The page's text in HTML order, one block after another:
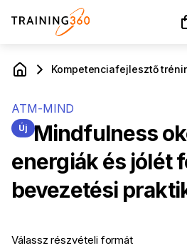
A
Kompetencia­fejlesztő
ATM-MIND
Új Mindfulness
energiák és jólét
bevezetési
Válassz részvételi formát